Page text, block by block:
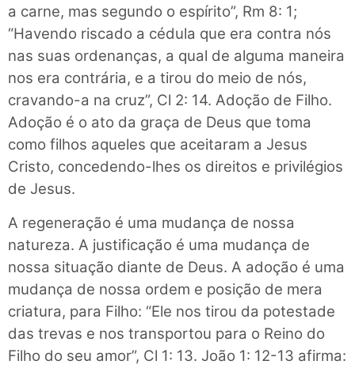
a carne, mas segundo o espírito”, Rm 8: 1;
“Havendo riscado a cédula que era contra nós
nas suas ordenanças, a qual de alguma maneira
nos era contrária, e a tirou do meio de nós,
cravando-a na cruz”, Cl 2: 14. Adoção de Filho.
Adoção é o ato da graça de Deus que toma
como filhos aqueles que aceitaram a Jesus
Cristo, concedendo-lhes os direitos e privilégios
de Jesus.
A regeneração é uma mudança de nossa
natureza. A justificação é uma mudança de
nossa situação diante de Deus. A adoção é uma
mudança de nossa ordem e posição de mera
criatura, para Filho: “Ele nos tirou da potestade
das trevas e nos transportou para o Reino do
Filho do seu amor”, Cl 1: 13. João 1: 12-13 afirma: